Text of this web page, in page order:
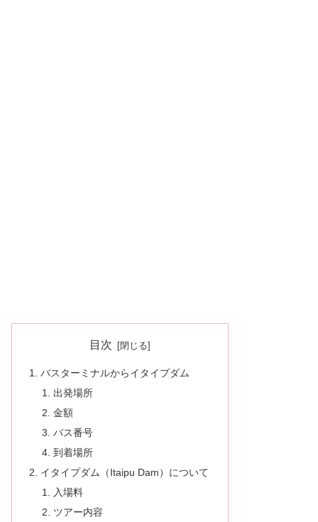
目次
バスターミナルからイタイプダム
出発場所
金額
バス番号
到着場所
イタイプダム（Itaipu Dam）について
入場料
ツアー内容